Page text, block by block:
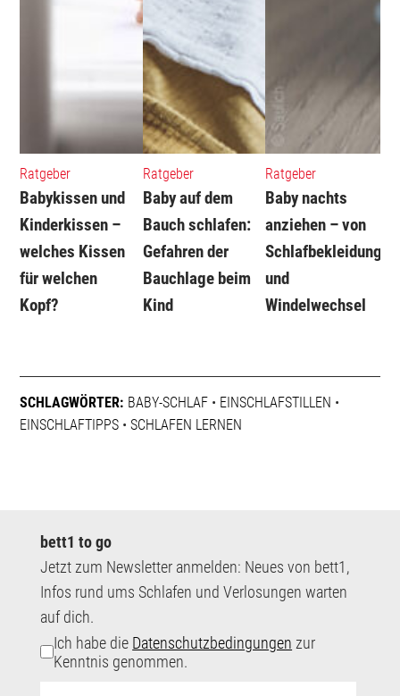
Ratgeber
Babykissen und
Kinderkissen –
welches Kissen
für welchen
Kopf?
Ratgeber
Baby auf dem
Bauch schlafen:
Gefahren der
Bauchlage beim
Kind
Ratgeber
Baby nachts
anziehen – von
Schlafbekleidung
und
Windelwechsel
SCHLAGWÖRTER: BABY-SCHLAF • EINSCHLAFSTILLEN •
EINSCHLAFTIPPS •SCHLAFEN LERNEN
bett1 to go
Jetzt zum Newsletter anmelden: Neues von bett1,
Infos rund ums Schlafen und Verlosungen warten
auf dich.
Ich habe die Datenschutzbedingungen zur
Kenntnis genommen.